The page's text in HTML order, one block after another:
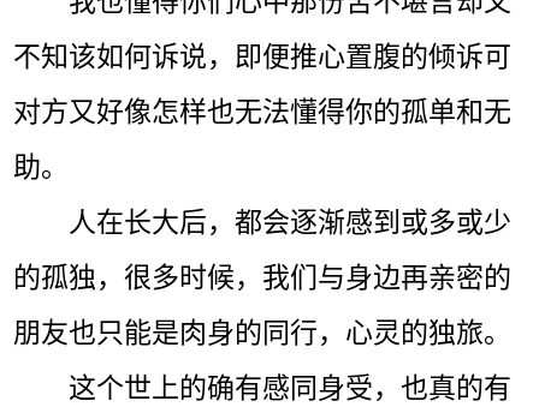
不知该如何诉说，即便推心置腹的倾诉可
对方又好像怎样也无法懂得你的孤单和无
助。
人在长大后，都会逐渐感到或多或少
的孤独，很多时候，我们与身边再亲密的
朋友也只能是肉身的同行，心灵的独旅。
这个世上的确有感同身受，也真的有